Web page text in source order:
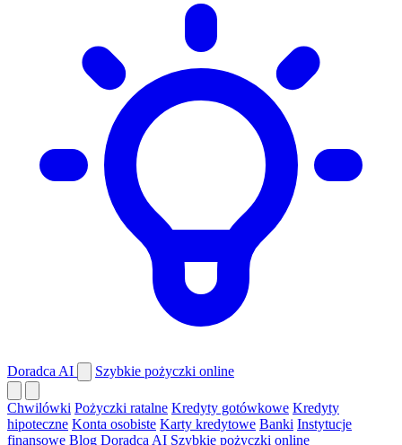
Doradca AI Szybkie pożyczki online
Chwilówki Pożyczki ratalne Kredyty gotówkowe Kredyty
hipoteczne Konta osobiste Karty kredytowe Banki Instytucje
finansowe Blog Doradca AI Szybkie pożyczki online